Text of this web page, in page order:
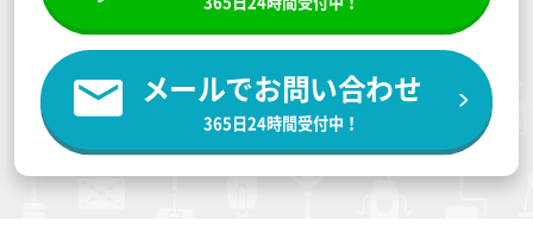
メールでお問い合わせ
365日24時間受付中！